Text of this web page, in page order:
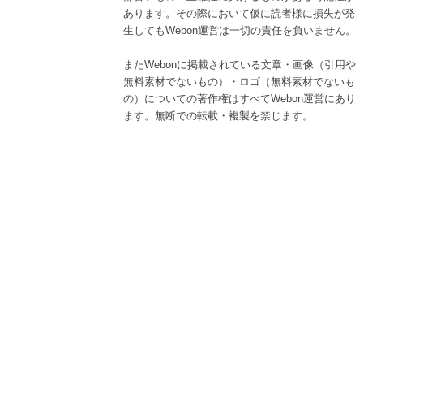
あります。その際において仮に読者様に損失が発
生してもWebon運営は一切の責任を負いません。
またWebonに掲載されている文章・画像（引用や
無料素材でないもの）・ロゴ（無料素材でないも
の）についての著作権はすべてWebon運営にあり
ます。無断での転載・複製を禁じます。